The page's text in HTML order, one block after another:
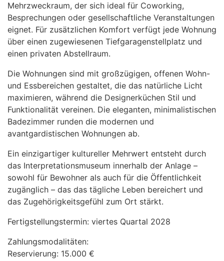
Mehrzweckraum, der sich ideal für Coworking,
Besprechungen oder gesellschaftliche Veranstaltungen
eignet. Für zusätzlichen Komfort verfügt jede Wohnung
über einen zugewiesenen Tiefgaragenstellplatz und
einen privaten Abstellraum.
Die Wohnungen sind mit großzügigen, offenen Wohn-
und Essbereichen gestaltet, die das natürliche Licht
maximieren, während die Designerküchen Stil und
Funktionalität vereinen. Die eleganten, minimalistischen
Badezimmer runden die modernen und
avantgardistischen Wohnungen ab.
Ein einzigartiger kultureller Mehrwert entsteht durch
das Interpretationsmuseum innerhalb der Anlage –
sowohl für Bewohner als auch für die Öffentlichkeit
zugänglich – das das tägliche Leben bereichert und
das Zugehörigkeitsgefühl zum Ort stärkt.
Fertigstellungstermin: viertes Quartal 2028
Zahlungsmodalitäten:
Reservierung: 15.000 €